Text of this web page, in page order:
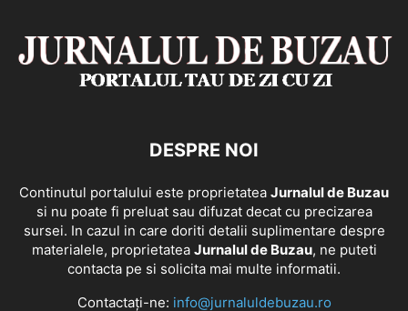
DESPRE NOI
Continutul portalului este proprietatea Jurnalul de Buzau
si nu poate fi preluat sau difuzat decat cu precizarea
sursei. In cazul in care doriti detalii suplimentare despre
materialele, proprietatea Jurnalul de Buzau, ne puteti
contacta pe si solicita mai multe informatii.
Contactați-ne: info@jurnaluldebuzau.ro